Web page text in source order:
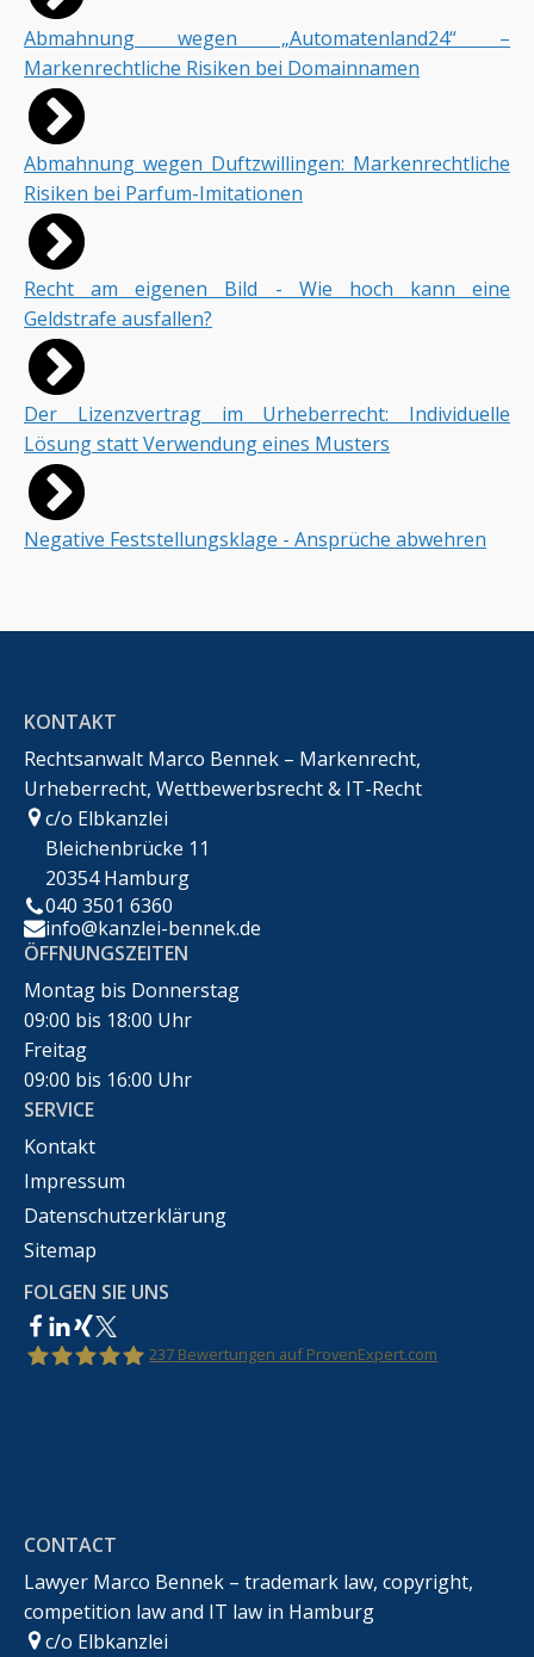
Abmahnung wegen „Automatenland24“ –
Markenrechtliche Risiken bei Domainnamen
Abmahnung wegen Duftzwillingen: Markenrechtliche
Risiken bei Parfum-Imitationen
Recht am eigenen Bild - Wie hoch kann eine
Geldstrafe ausfallen?
Der Lizenzvertrag im Urheberrecht: Individuelle
Lösung statt Verwendung eines Musters
Negative Feststellungsklage - Ansprüche abwehren
KONTAKT
Rechtsanwalt Marco Bennek – Markenrecht,
Urheberrecht, Wettbewerbsrecht & IT-Recht
c/o Elbkanzlei
Bleichenbrücke 11
20354 Hamburg
040 3501 6360
info@kanzlei-bennek.de
ÖFFNUNGSZEITEN
Montag bis Donnerstag
09:00 bis 18:00 Uhr
Freitag
09:00 bis 16:00 Uhr
SERVICE
Kontakt
Impressum
Datenschutzerklärung
Sitemap
FOLGEN SIE UNS
237 Bewertungen auf ProvenExpert.com
CONTACT
Lawyer Marco Bennek – trademark law, copyright,
competition law and IT law in Hamburg
c/o Elbkanzlei